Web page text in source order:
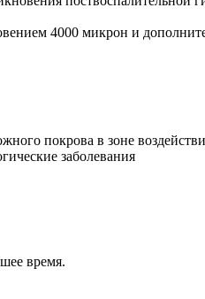
4000 микрон и
покрова в зоне
заболевания
время.